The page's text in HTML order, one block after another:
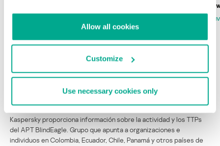
Allow all cookies
Customize
Use necessary cookies only
la Copa Mundial de Fútbol 2026
Estado del
MARC
INFORMES
BlindEagle vuela alto en LATAM
Kaspersky proporciona información sobre la actividad y los TTPs
del APT BlindEagle. Grupo que apunta a organizaciones e
individuos en Colombia, Ecuador, Chile, Panamá y otros países de